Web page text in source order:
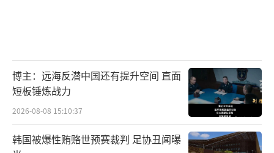
博主：远海反潜中国还有提升空间 直面
短板锤炼战力
2026-08-08 15:10:37
韩国被爆性贿赂世预赛裁判 足协丑闻曝